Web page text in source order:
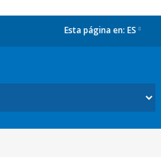
Esta página en: ES